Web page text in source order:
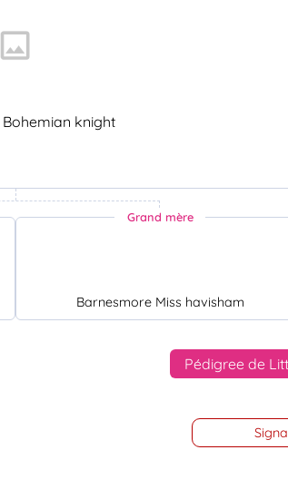
knight
Grand mère
Barnesmore Miss havisham
Pédigree de